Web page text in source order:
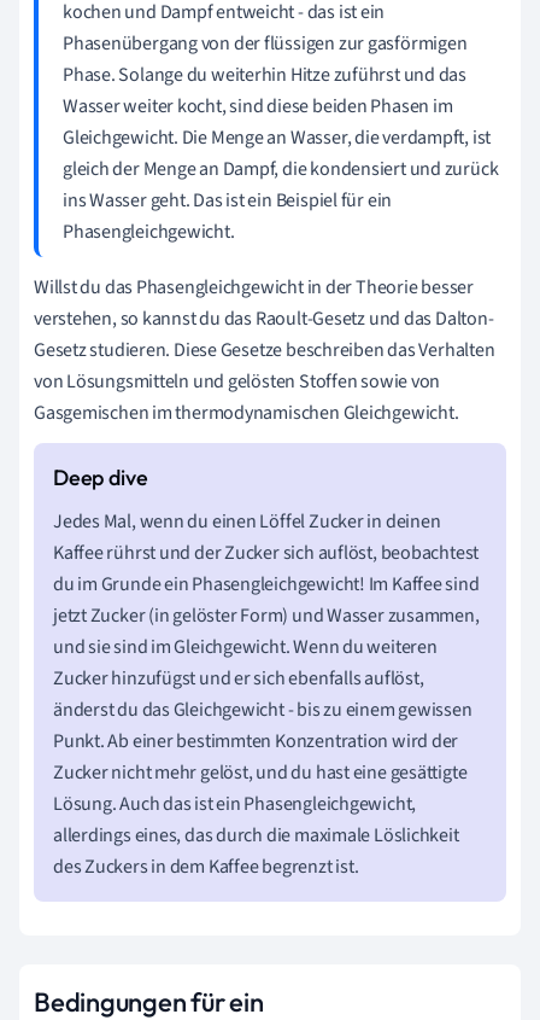
kochen und Dampf entweicht - das ist ein
Phasenübergang von der flüssigen zur gasförmigen
Phase. Solange du weiterhin Hitze zuführst und das
Wasser weiter kocht, sind diese beiden Phasen im
Gleichgewicht. Die Menge an Wasser, die verdampft, ist
gleich der Menge an Dampf, die kondensiert und zurück
ins Wasser geht. Das ist ein Beispiel für ein
Phasengleichgewicht.
Willst du das Phasengleichgewicht in der Theorie besser
verstehen, so kannst du das Raoult-Gesetz und das Dalton-
Gesetz studieren. Diese Gesetze beschreiben das Verhalten
von Lösungsmitteln und gelösten Stoffen sowie von
Gasgemischen im thermodynamischen Gleichgewicht.
Jedes Mal, wenn du einen Löffel Zucker in deinen
Kaffee rührst und der Zucker sich auflöst, beobachtest
du im Grunde ein Phasengleichgewicht! Im Kaffee sind
jetzt Zucker (in gelöster Form) und Wasser zusammen,
und sie sind im Gleichgewicht. Wenn du weiteren
Zucker hinzufügst und er sich ebenfalls auflöst,
änderst du das Gleichgewicht - bis zu einem gewissen
Punkt. Ab einer bestimmten Konzentration wird der
Zucker nicht mehr gelöst, und du hast eine gesättigte
Lösung. Auch das ist ein Phasengleichgewicht,
allerdings eines, das durch die maximale Löslichkeit
des Zuckers in dem Kaffee begrenzt ist.
Bedingungen für ein